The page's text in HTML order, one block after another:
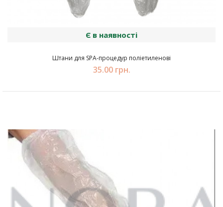
Є в наявності
Штани для SPA-процедур поліетиленові
35.00 грн.